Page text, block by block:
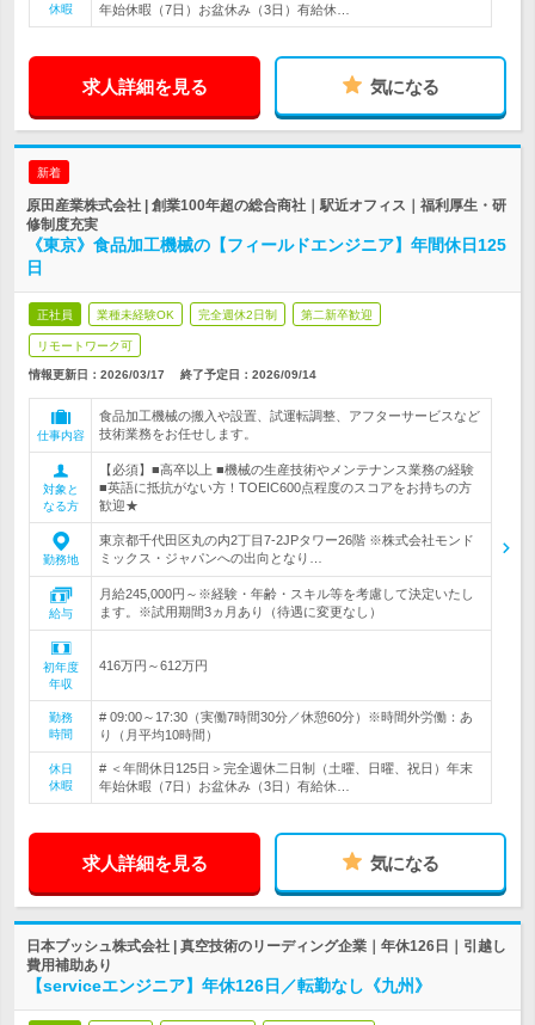
休暇
年始休暇（7日）お盆休み（3日）有給休…
求人詳細を見る 気になる
新着
原田産業株式会社 | 創業100年超の総合商社｜駅近オフィス｜福利厚生・研
修制度充実
《東京》食品加工機械の【フィールドエンジニア】年間休日125
日
正社員 業種未経験OK 完全週休2日制 第二新卒歓迎
リモートワーク可
情報更新日：2026/03/17 終了予定日： 2026/09/14
仕事内容
食品加工機械の搬入や設置、試運転調整、アフターサービスなど
技術業務をお任せします。
対象と
なる方
【必須】■高卒以上 ■機械の生産技術やメンテナンス業務の経験
■英語に抵抗がない方！TOEIC600点程度のスコアをお持ちの方
歓迎★
勤務地
東京都千代田区丸の内2丁目7-2JPタワー26階 ※株式会社モンド
ミックス・ジャパンへの出向となり…
給与
月給245,000円～※経験・年齢・スキル等を考慮して決定いたし
ます。※試用期間3ヵ月あり（待遇に変更なし）
初年度
年収
416万円～612万円
勤務
時間
# 09:00～17:30（実働7時間30分／休憩60分）※時間外労働：あ
り（月平均10時間）
休日
休暇
# ＜年間休日125日＞完全週休二日制（土曜、日曜、祝日）年末
年始休暇（7日）お盆休み（3日）有給休…
求人詳細を見る 気になる
日本ブッシュ株式会社 | 真空技術のリーディング企業｜年休126日｜引越し
費用補助あり
【serviceエンジニア】年休126日／転勤なし《九州》